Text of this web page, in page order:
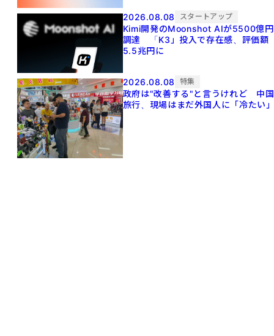
2026.08.08 スタートアップ
Kimi開発のMoonshot AIが5500億円
調達 「K3」投入で存在感、評価額
5.5兆円に
2026.08.08 特集
政府は"改善する"と言うけれど 中国
旅行、現場はまだ外国人に「冷たい